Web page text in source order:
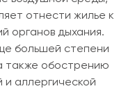
отнести жилье к
органов дыхания.
большей степени
также обострению
аллергической